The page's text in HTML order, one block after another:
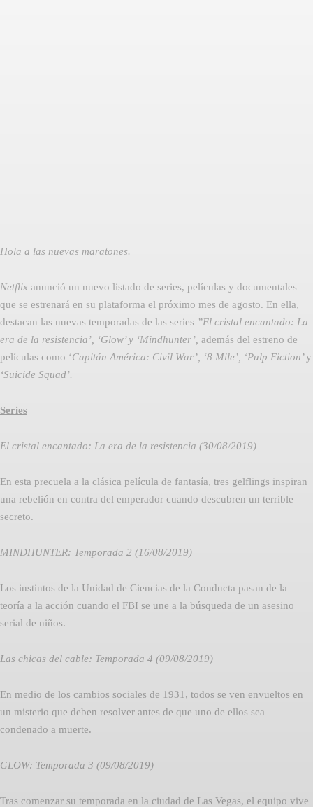
Hola a las nuevas maratones.
Netflix anunció un nuevo listado de series, películas y documentales
que se estrenará en su plataforma el próximo mes de agosto. En ella,
destacan las nuevas temporadas de las series ”El cristal encantado: La
era de la resistencia’, ‘Glow’ y ‘Mindhunter’, además del estreno de
películas como ‘Capitán América: Civil War’, ‘8 Mile’, ‘Pulp Fiction’y
‘Suicide Squad’.
Series
El cristal encantado: La era de la resistencia (30/08/2019)
En esta precuela a la clásica película de fantasía, tres gelflings inspiran
una rebelión en contra del emperador cuando descubren un terrible
secreto.
MINDHUNTER: Temporada 2 (16/08/2019)
Los instintos de la Unidad de Ciencias de la Conducta pasan de la
teoría a la acción cuando el FBI se une a la búsqueda de un asesino
serial de niños.
Las chicas del cable: Temporada 4 (09/08/2019)
En medio de los cambios sociales de 1931, todos se ven envueltos en
un misterio que deben resolver antes de que uno de ellos sea
condenado a muerte.
GLOW: Temporada 3 (09/08/2019)
Tras comenzar su temporada en la ciudad de Las Vegas, el equipo vive